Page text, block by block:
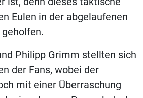
Eulen in der abgelaufenen
Philipp Grimm stellten sich
der Fans, wobei der
mit einer Überraschung